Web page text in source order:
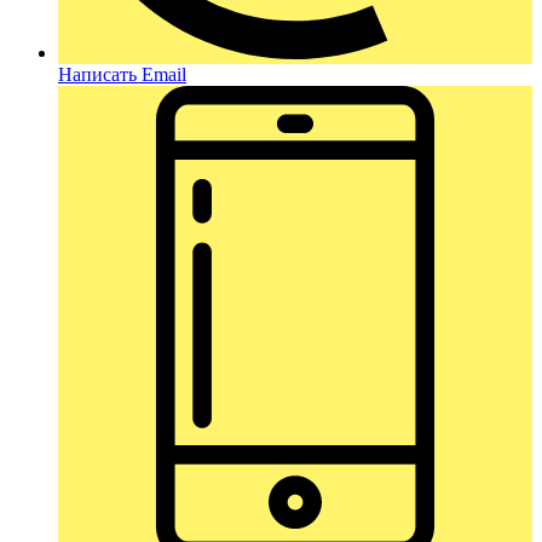
Написать Email